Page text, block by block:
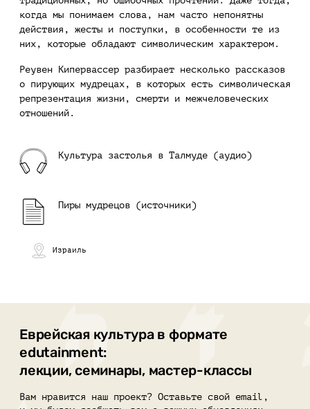
когда мы понимаем слова, нам часто непонятны
действия, жесты и поступки, в особенности те из
них, которые обладают символическим характером.
Реувен Кипервассер разбирает несколько рассказов
о пирующих мудрецах, в которых есть символическая
репрезентация жизни, смерти и межчеловеческих
отношений.
Культура застолья в Талмуде (аудио)
Пиры мудрецов (источники)
Израиль
Еврейская культура в формате
edutainment:
лекции, семинары, мастер-классы
Вам нравится наш проект? Оставьте свой email,